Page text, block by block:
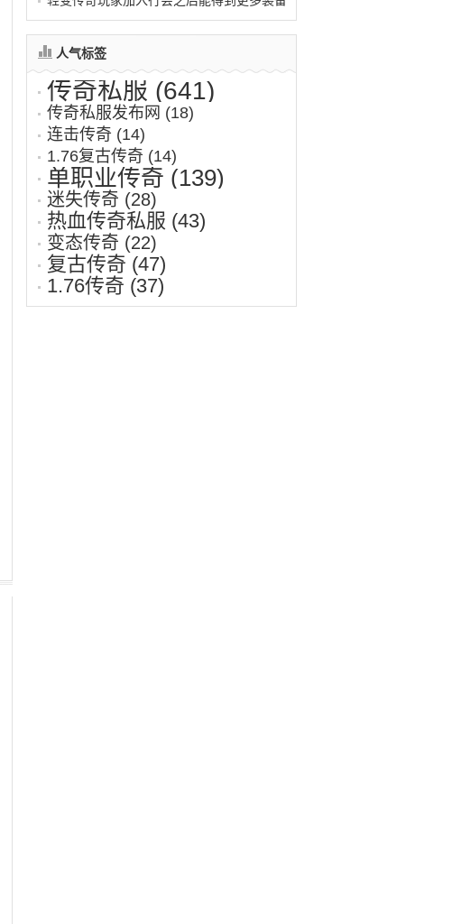
人气标签
传奇私服 (641)
传奇私服发布网 (18)
连击传奇 (14)
1.76复古传奇 (14)
单职业传奇 (139)
迷失传奇 (28)
热血传奇私服 (43)
变态传奇 (22)
复古传奇 (47)
1.76传奇 (37)